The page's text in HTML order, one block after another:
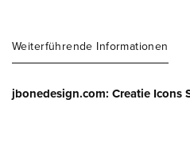
Weiterführende Informationen
jbonedesign.com: Creatie Icons